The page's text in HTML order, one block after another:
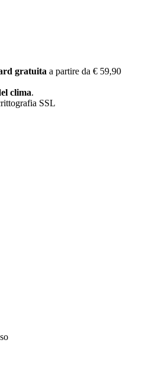
gratuita a partire da € 59,90
clima.
SSL